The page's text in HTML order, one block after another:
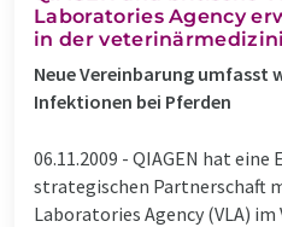
Laboratories Agency
in der
Neue Vereinbarung
Infektionen bei Pferden
06.11.2009 - QIAGEN hat eine
strategischen Partnerschaft
Laboratories Agency (VLA)